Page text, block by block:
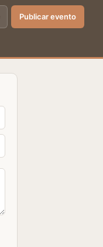
Publicar evento